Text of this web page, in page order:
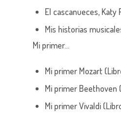
El cascanueces, Katy
Mis historias
Mi primer…
Mi primer Mozart
Mi primer
Mi primer Vivaldi